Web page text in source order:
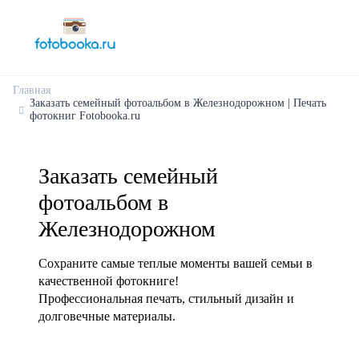
Главная
Заказать семейный фотоальбом в Железнодорожном | Печать
фотокниг Fotobooka.ru
Заказать семейный
фотоальбом в
Железнодорожном
Сохраните самые теплые моменты вашей семьи в
качественной фотокниге!
Профессиональная печать, стильный дизайн и
долговечные материалы.